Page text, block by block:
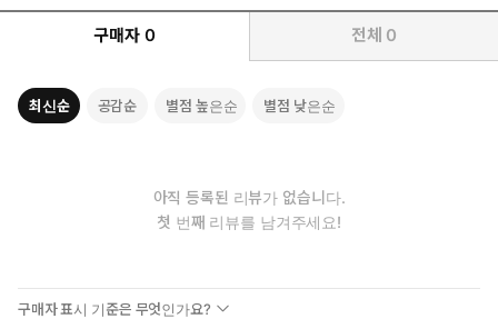
격을 부르는 면접의 기술이 드디어 출간되었다!
구매자 0 전체 0
최신순 공감순 별점 높은순 별점 낮은순
아직 등록된 리뷰가 없습니다.
첫 번째 리뷰를 남겨주세요!
구매자 표시 기준은 무엇인가요?